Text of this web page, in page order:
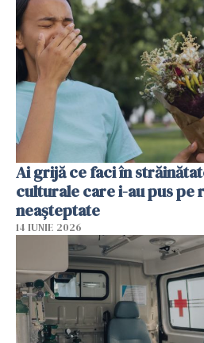
Ai grijă ce faci în
culturale care i-au pus pe
neașteptate
14 IUNIE 2026